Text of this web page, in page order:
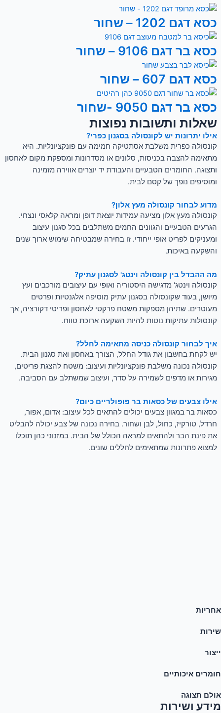
כסא דגם 1202 – שחור
כסא בר דגם 9106 – שחור
כסא דגם 607 – שחור
כסא בר דגם 9050 -שחור
שאלות ותשובות נפוצות
אילו יתרונות יש לקונסולה בסגנון כפרי?
קונסולה כפרית משלבת אסתטיקה חמימה עם פונקציונליות. היא
מתאימה להצבה בכניסות, סלונים או מסדרונות ומספקת מקום לאחסון
ותצוגה. החומרים הטבעיים והעבודת יד יוצרים אווירה מזמינה
ומוסיפים נופך של קסם לבית.
מדוע לבחור קונסולה מעץ אלון?
קונסולה מעץ אלון מציעה עמידות יוצאת דופן ומראה קלאסי ונצחי.
הגרעים הטבעיים והגוונים החמים משתלבים בכל סגנון עיצוב
ומעניקים לפריט אופי ייחודי. זו בחירה שמבטיחה שימוש ארוך שנים
והשקעה באיכות.
מה ההבדל בין קונסולה וינטג' לסגנון עתיק?
קונסולה וינטג' מדגישה היסטוריה ואופי עם עיצובים מורכבים ועץ
מיושן, בעוד שקונסולה בסגנון עתיק מוסיפה אלגנטיות ופרטים
מעוטרים. שתיהן מספקות משטח פרקטי לאחסון ופריטי דקורציה, אך
קונסולות עתיקות נוטות להיות השקעה ארוכת טווח.
איך לבחור קונסולה כניסה מתאימה לחלל?
יש לקחת בחשבון את גודל החלל, הצורך באחסון ואת סגנון הבית.
קונסולה נכונה משלבת פונקציונליות ועיצוב: משטח להצגת פריטים,
מגירות או מדפים לשמירה על סדר, ועיצוב שמשתלב עם הסביבה.
אילו צבעים של כסאות בר פופולריים כיום?
כסאות בר במגוון צבעים יכולים להתאים לכל עיצוב: אדום, אפור,
חרדל, טורקיז, כחול, לבן ושחור. בחירה נכונה של צבע יכולה להבליט
את פינת הבר ולהתאים למראה הכולל של הבית. במזנוני כהן תוכלו
למצוא פתרונות שמתאימים לחללים שונים.
אחריות
שירות
ייצור
חומרים איכותיים
אולם תצוגה
מידע ושירות